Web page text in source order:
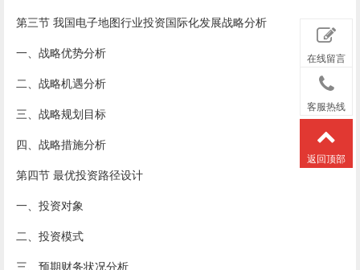
第三节 我国电子地图行业投资国际化发展战略分析
一、战略优势分析
二、战略机遇分析
三、战略规划目标
四、战略措施分析
第四节 最优投资路径设计
一、投资对象
二、投资模式
三、预期财务状况分析
在线留言
客服热线
返回顶部